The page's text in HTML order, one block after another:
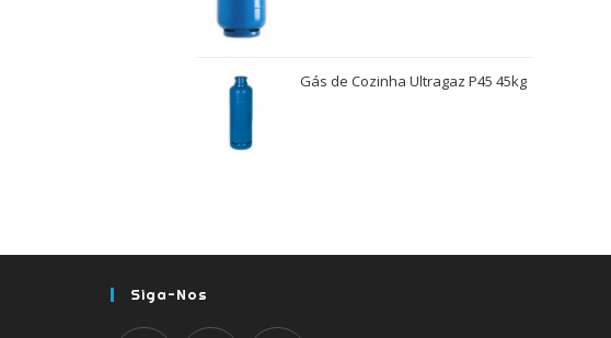
Gás de Cozinha Ultragaz P45 45kg
Siga-Nos